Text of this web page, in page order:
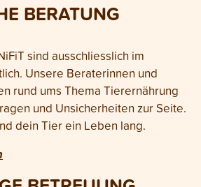
BERATUNG
sind ausschliesslich im
Unsere Beraterinnen und
rund ums Thema Tierernährung
und Unsicherheiten zur Seite.
dein Tier ein Leben lang.